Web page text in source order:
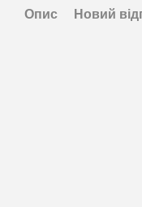
Опис Новий